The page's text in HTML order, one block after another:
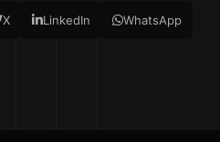
X LinkedIn WhatsApp